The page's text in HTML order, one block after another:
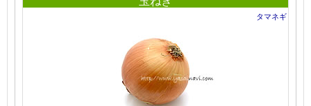
タマネギ